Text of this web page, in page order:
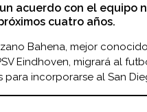
acuerdo con el equipo
cuatro años.
Bahena, mejor
Eindhoven, migrará al
para incorporarse al San